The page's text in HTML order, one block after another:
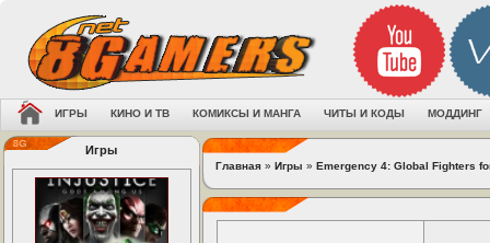
ИГРЫ КИНО И ТВ КОМИКСЫ И МАНГА ЧИТЫ И КОДЫ МОДДИНГ
Игры
Главная » Игры » Emergency 4: Global Fighters